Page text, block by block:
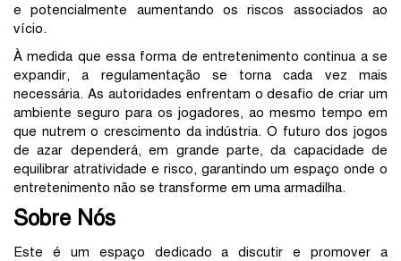
e potencialmente aumentando os riscos associados ao
vício.
À medida que essa forma de entretenimento continua a se
expandir, a regulamentação se torna cada vez mais
necessária. As autoridades enfrentam o desafio de criar um
ambiente seguro para os jogadores, ao mesmo tempo em
que nutrem o crescimento da indústria. O futuro dos jogos
de azar dependerá, em grande parte, da capacidade de
equilibrar atratividade e risco, garantindo um espaço onde o
entretenimento não se transforme em uma armadilha.
Sobre Nós
Este é um espaço dedicado a discutir e promover a